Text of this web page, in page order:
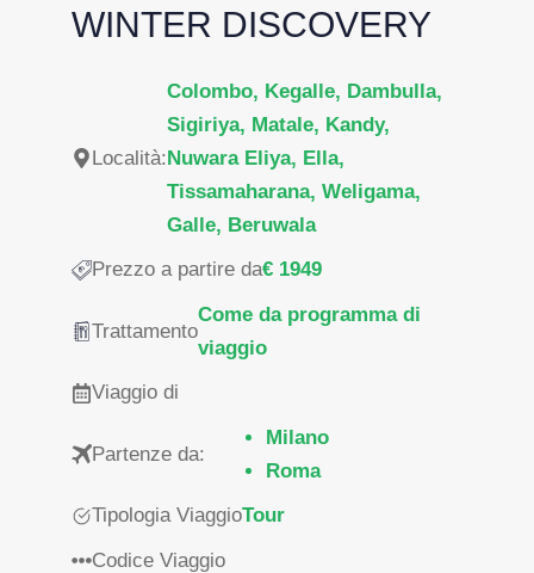
WINTER DISCOVERY
Località:
Colombo, Kegalle, Dambulla,
Sigiriya, Matale, Kandy,
Nuwara Eliya, Ella,
Tissamaharana, Weligama,
Galle, Beruwala
Prezzo a partire da€ 1949
Trattamento
Come da programma di
viaggio
Viaggio di
Partenze da:
Milano
Roma
Tipologia ViaggioTour
Codice Viaggio